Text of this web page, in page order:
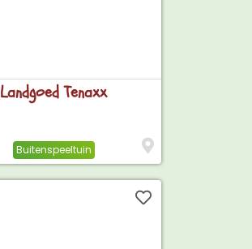
Landgoed Tenaxx
Buitenspeeltuin